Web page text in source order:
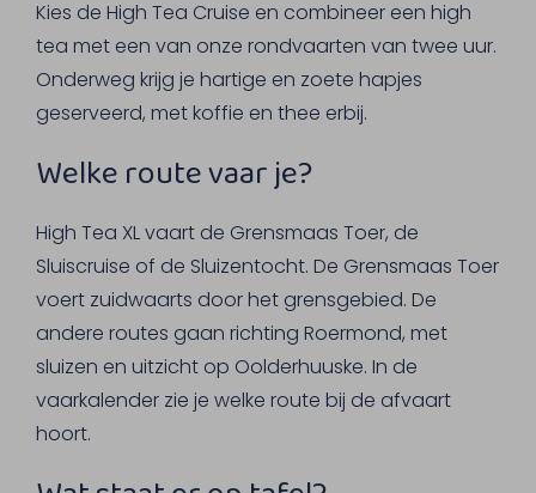
Kies de High Tea Cruise en combineer een high
tea met een van onze rondvaarten van twee uur.
Onderweg krijg je hartige en zoete hapjes
geserveerd, met koffie en thee erbij.
Welke route vaar je?
High Tea XL vaart de Grensmaas Toer, de
Sluiscruise of de Sluizentocht. De Grensmaas Toer
voert zuidwaarts door het grensgebied. De
andere routes gaan richting Roermond, met
sluizen en uitzicht op Oolderhuuske. In de
vaarkalender zie je welke route bij de afvaart
hoort.